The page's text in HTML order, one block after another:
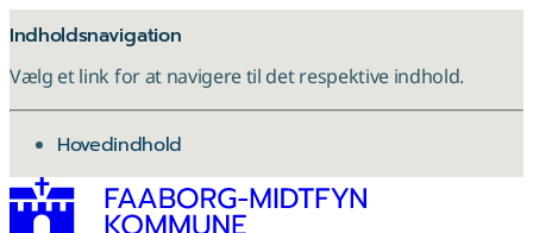
Indholdsnavigation
Vælg et link for at navigere til det respektive indhold.
gå til
Hovedindhold